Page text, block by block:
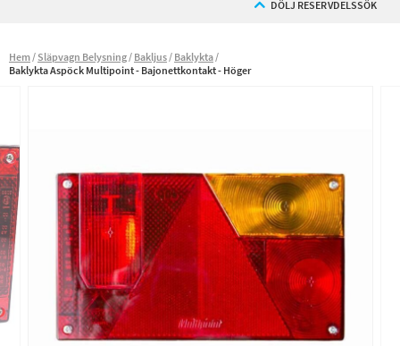
DÖLJ RESERVDELSSÖK
Hem Släpvagn Belysning Bakljus Baklykta
Baklykta Aspöck Multipoint - Bajonettkontakt - Höger